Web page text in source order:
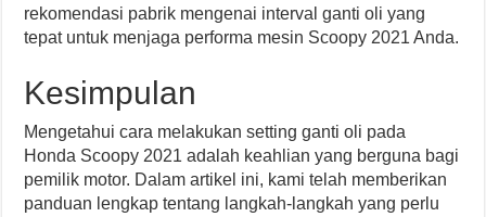
rekomendasi pabrik mengenai interval ganti oli yang
tepat untuk menjaga performa mesin Scoopy 2021 Anda.
Kesimpulan
Mengetahui cara melakukan setting ganti oli pada
Honda Scoopy 2021 adalah keahlian yang berguna bagi
pemilik motor. Dalam artikel ini, kami telah memberikan
panduan lengkap tentang langkah-langkah yang perlu